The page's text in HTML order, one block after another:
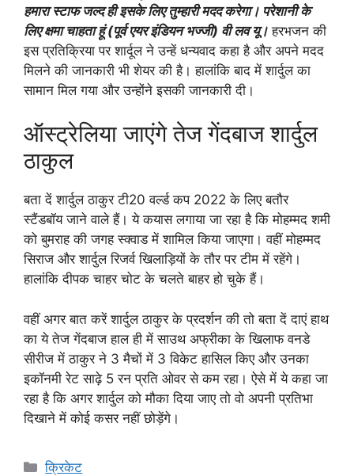
हमारा स्टाफ जल्द ही इसके लिए तुम्हारी मदद करेगा। परेशानी के
लिए क्षमा चाहता हूं (पूर्व एयर इंडियन भज्जी) वी लव यू। हरभजन की
इस प्रतिक्रिया पर शार्दूल ने उन्हें धन्यवाद कहा है और अपने मदद
मिलने की जानकारी भी शेयर की है। हालांकि बाद में शार्दुल का
सामान मिल गया और उन्होंने इसकी जानकारी दी।
ऑस्ट्रेलिया जाएंगे तेज गेंदबाज शार्दुल
ठाकुल
बता दें शार्दुल ठाकुर टी20 वर्ल्ड कप 2022 के लिए बतौर
स्टैंडबॉय जाने वाले हैं। ये कयास लगाया जा रहा है कि मोहम्मद शमी
को बुमराह की जगह स्क्वाड में शामिल किया जाएगा। वहीं मोहम्मद
सिराज और शार्दुल रिजर्व खिलाड़ियों के तौर पर टीम में रहेंगे।
हालांकि दीपक चाहर चोट के चलते बाहर हो चुके हैं।
वहीं अगर बात करें शार्दुल ठाकुर के प्रदर्शन की तो बता दें दाएं हाथ
का ये तेज गेंदबाज हाल ही में साउथ अफ्रीका के खिलाफ वनडे
सीरीज में ठाकुर ने 3 मैचों में 3 विकेट हासिल किए और उनका
इकॉनमी रेट साढ़े 5 रन प्रति ओवर से कम रहा। ऐसे में ये कहा जा
रहा है कि अगर शार्दुल को मौका दिया जाए तो वो अपनी प्रतिभा
दिखाने में कोई कसर नहीं छोड़ेंगे।
Categories
क्रिकेट